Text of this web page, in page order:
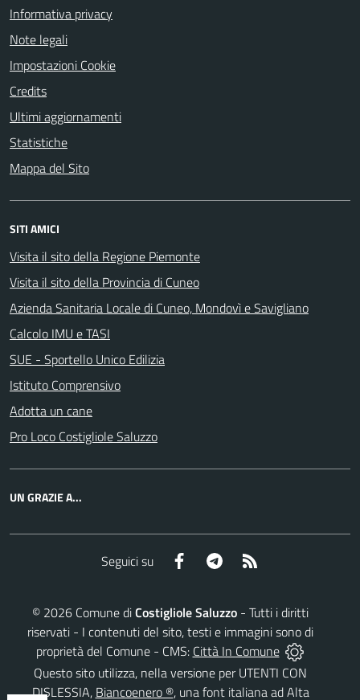
Informativa privacy
Note legali
Impostazioni Cookie
Credits
Ultimi aggiornamenti
Statistiche
Mappa del Sito
SITI AMICI
Visita il sito della Regione Piemonte
Visita il sito della Provincia di Cuneo
Azienda Sanitaria Locale di Cuneo, Mondovì e Savigliano
Calcolo IMU e TASI
SUE - Sportello Unico Edilizia
Istituto Comprensivo
Adotta un cane
Pro Loco Costigliole Saluzzo
UN GRAZIE A...
Seguici su Facebook Telegram
© 2026 Comune diCostigliole Saluzzo - Tutti i diritti
riservati - I contenuti del sito, testi e immagini sono di
proprietà del Comune - CMS: Città In Comune
Questo sito utilizza, nella versione per UTENTI CON
DISLESSIA, Biancoenero ®, una font italiana ad Alta